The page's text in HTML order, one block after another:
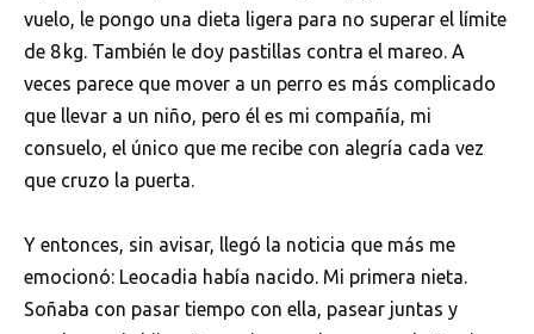
vuelo, le pongo una dieta ligera para no superar el límite
de 8 kg. También le doy pastillas contra el mareo. A
veces parece que mover a un perro es más complicado
que llevar a un niño, pero él es mi compañía, mi
consuelo, el único que me recibe con alegría cada vez
que cruzo la puerta.
Y entonces, sin avisar, llegó la noticia que más me
emocionó: Leocadia había nacido. Mi primera nieta.
Soñaba con pasar tiempo con ella, pasear juntas y